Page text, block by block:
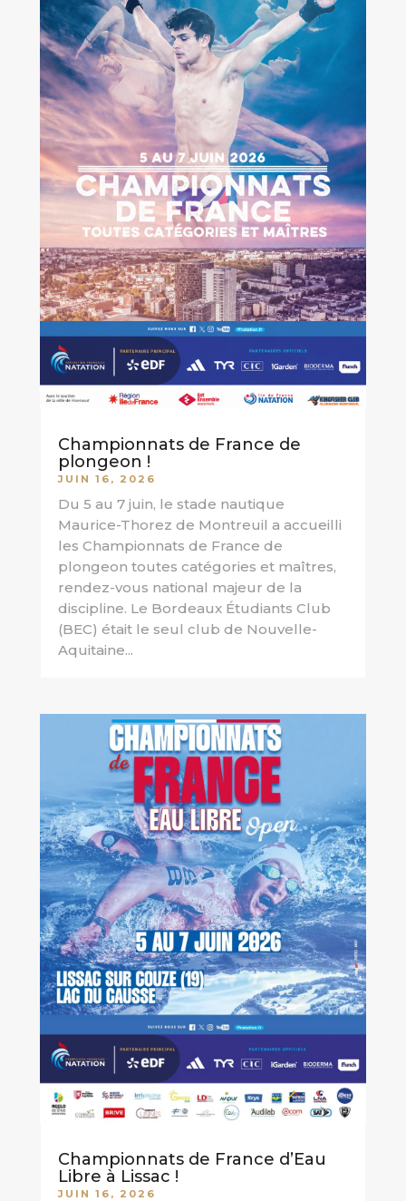
Championnats de France de
plongeon !
JUIN 16, 2026
Du 5 au 7 juin, le stade nautique
Maurice-Thorez de Montreuil a accueilli
les Championnats de France de
plongeon toutes catégories et maîtres,
rendez-vous national majeur de la
discipline. Le Bordeaux Étudiants Club
(BEC) était le seul club de Nouvelle-
Aquitaine...
Championnats de France d’Eau
Libre à Lissac !
JUIN 16, 2026